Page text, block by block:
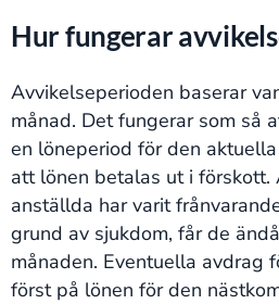
Hur fungerar
Avvikelseperioden baserar
månad. Det fungerar som så
en löneperiod för den
att lönen betalas ut i förskott.
anställda har varit
grund av sjukdom, får de
månaden. Eventuella avdrag
först på lönen för den